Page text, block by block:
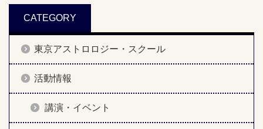
CATEGORY
東京アストロロジー・スクール
活動情報
講演・イベント